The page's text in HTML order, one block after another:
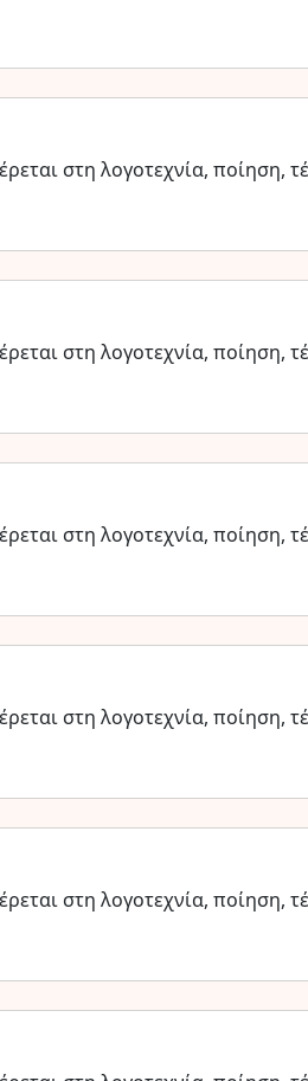
στη λογοτεχνία, ποίηση,
στη λογοτεχνία, ποίηση,
στη λογοτεχνία, ποίηση,
στη λογοτεχνία, ποίηση,
στη λογοτεχνία, ποίηση,